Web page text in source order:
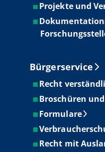
Projekte und
Bürgerservice
Recht
Broschüren
Formulare
Recht mit